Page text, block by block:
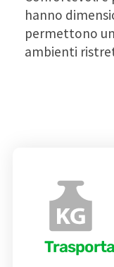
hanno
permettono
ambienti